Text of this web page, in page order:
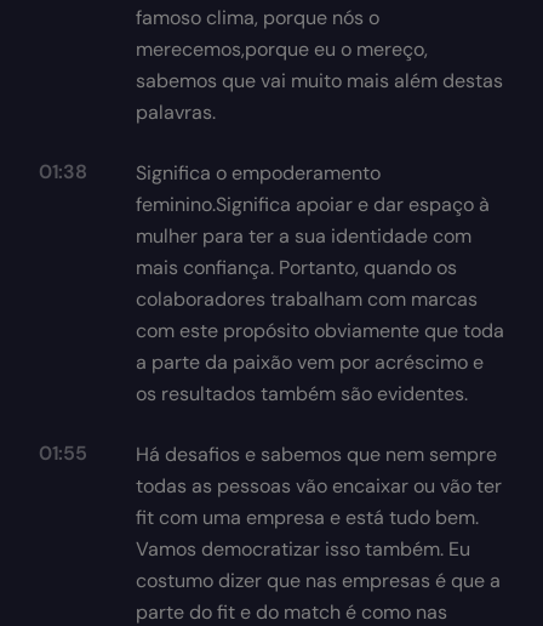
famoso clima, porque nós o
merecemos,porque eu o mereço,
sabemos que vai muito mais além destas
palavras.
01:38
Significa o empoderamento
feminino.Significa apoiar e dar espaço à
mulher para ter a sua identidade com
mais confiança. Portanto, quando os
colaboradores trabalham com marcas
com este propósito obviamente que toda
a parte da paixão vem por acréscimo e
os resultados também são evidentes.
01:55
Há desafios e sabemos que nem sempre
todas as pessoas vão encaixar ou vão ter
fit com uma empresa e está tudo bem.
Vamos democratizar isso também. Eu
costumo dizer que nas empresas é que a
parte do fit e do match é como nas